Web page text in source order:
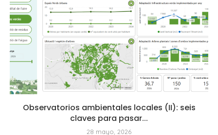
Observatorios ambientales locales (II): seis
claves para pasar...
28 mayo, 2026